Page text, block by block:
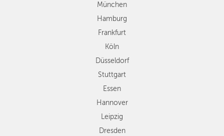
Stuttgart
Essen
Dresden
Nürnberg
Wien
Zürich
Andere
Regionen
München
Hamburg
Frankfurt
Köln
Düsseldorf
Stuttgart
Essen
Hannover
Leipzig
Dresden